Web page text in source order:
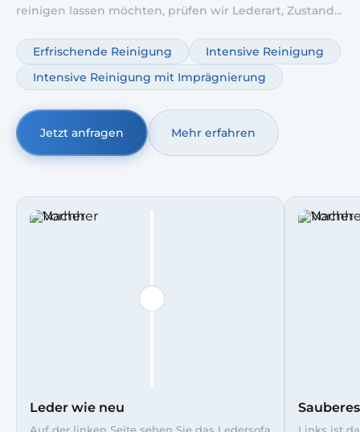
reinigen lassen möchten, prüfen wir Lederart, Zustand
Ergänzend ist ein Ledersofa Pflege Service möglich, damit
das Leder geschmeidig bleibt und länger gut aussieht.
Erfrischende Reinigung
Intensive Reinigung
Intensive Reinigung mit Imprägnierung
Jetzt anfragen Mehr erfahren
Leder wie neu